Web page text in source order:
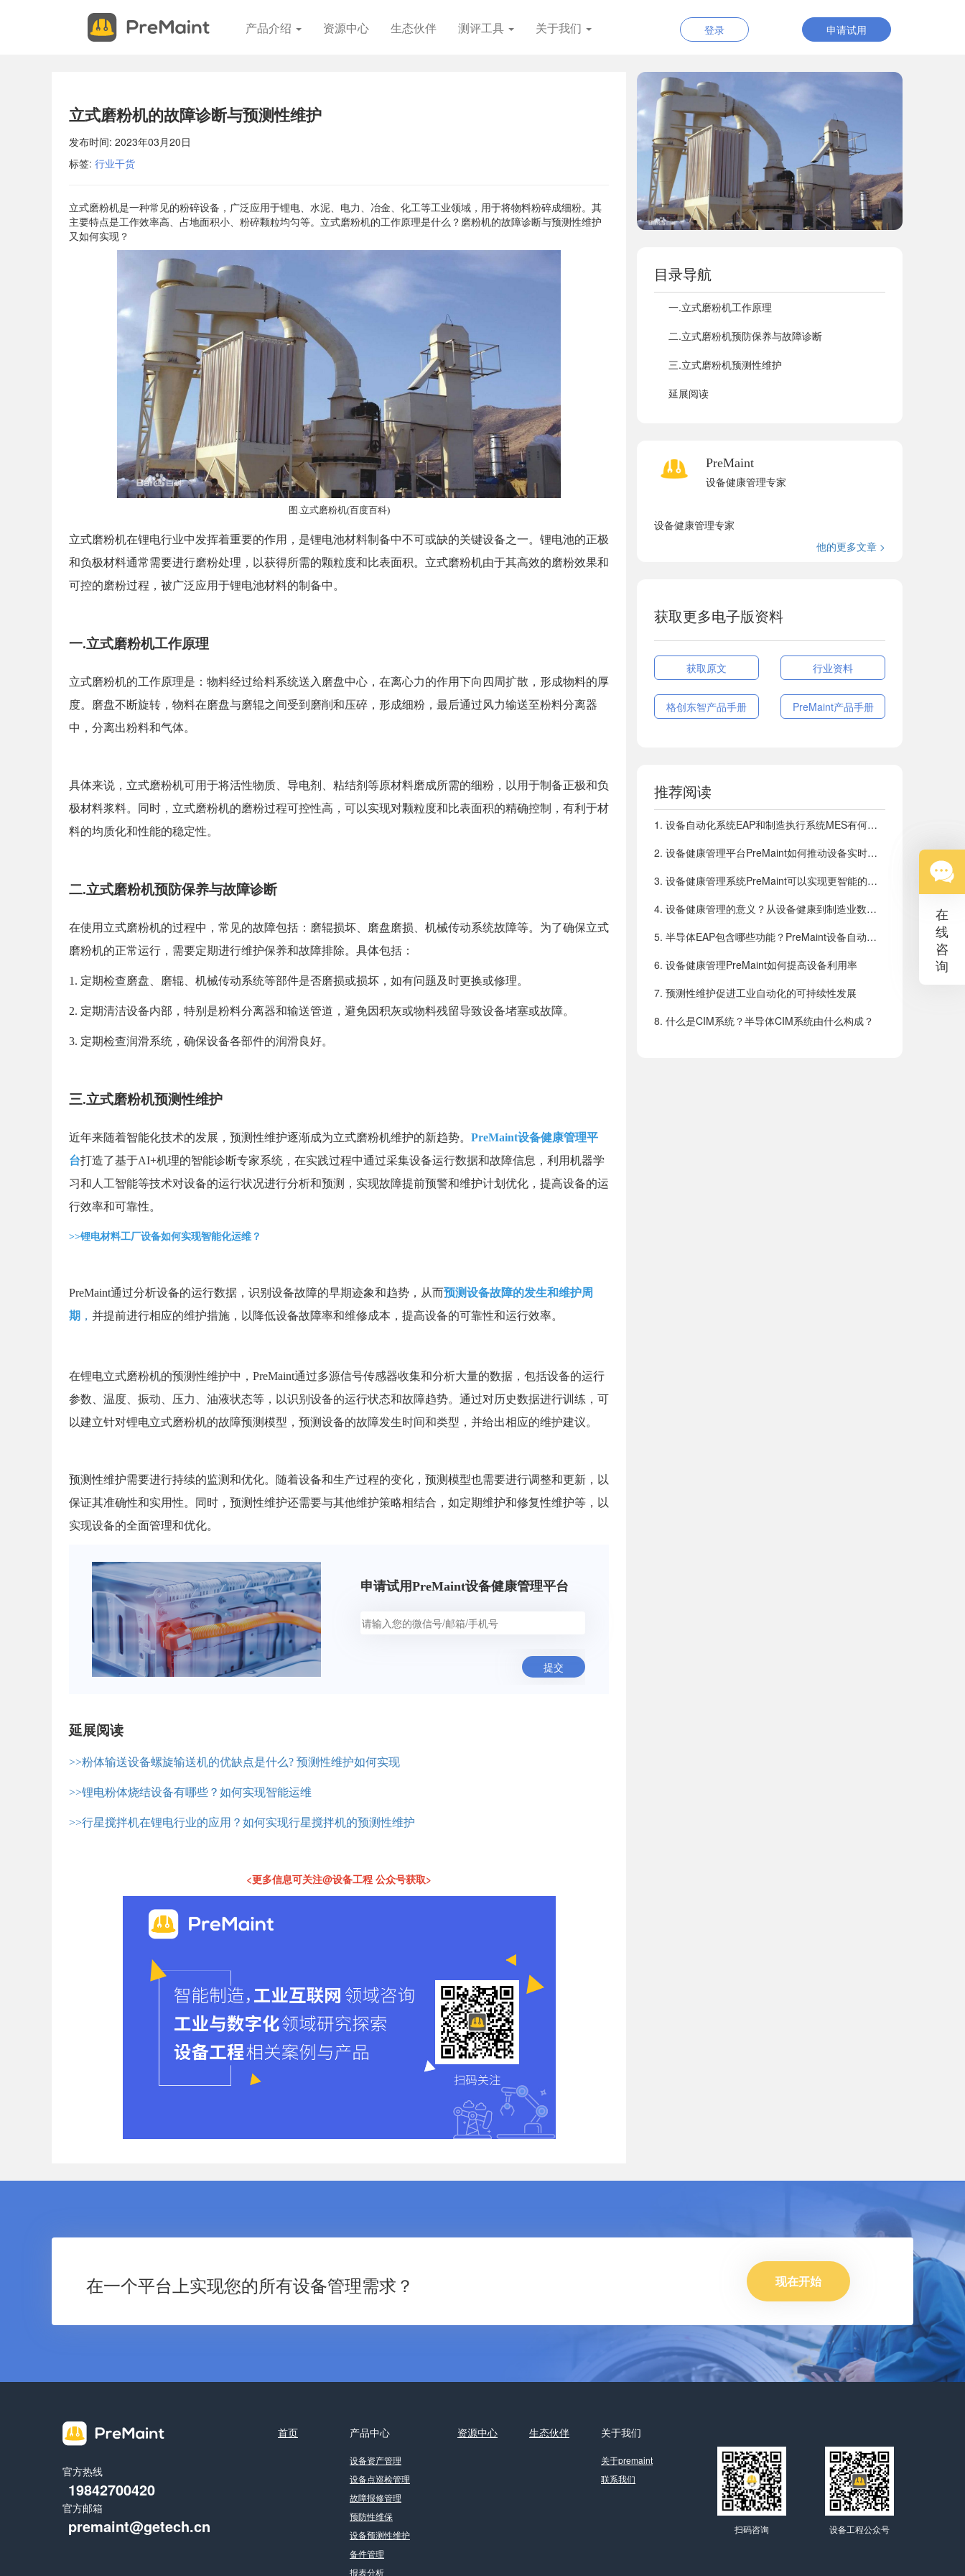
产品介绍 资源中心 生态伙伴 测评工具 关于我们 登录 申请试用
立式磨粉机的故障诊断与预测性维护
发布时间: 2023年03月20日
标签: 行业干货
立式磨粉机是一种常见的粉碎设备，广泛应用于锂电、水泥、电力、冶金、化工等工业领域，用于将物料粉碎成细粉。其
主要特点是工作效率高、占地面积小、粉碎颗粒均匀等。立式磨粉机的工作原理是什么？磨粉机的故障诊断与预测性维护
又如何实现？
图.立式磨粉机(百度百科)
立式磨粉机在锂电行业中发挥着重要的作用，是锂电池材料制备中不可或缺的关键设备之一。锂电池的正极
和负极材料通常需要进行磨粉处理，以获得所需的颗粒度和比表面积。立式磨粉机由于其高效的磨粉效果和
可控的磨粉过程，被广泛应用于锂电池材料的制备中。
一.立式磨粉机工作原理
立式磨粉机的工作原理是：物料经过给料系统送入磨盘中心，在离心力的作用下向四周扩散，形成物料的厚
度。磨盘不断旋转，物料在磨盘与磨辊之间受到磨削和压碎，形成细粉，最后通过风力输送至粉料分离器
中，分离出粉料和气体。
具体来说，立式磨粉机可用于将活性物质、导电剂、粘结剂等原材料磨成所需的细粉，以用于制备正极和负
极材料浆料。同时，立式磨粉机的磨粉过程可控性高，可以实现对颗粒度和比表面积的精确控制，有利于材
料的均质化和性能的稳定性。
二.立式磨粉机预防保养与故障诊断
在使用立式磨粉机的过程中，常见的故障包括：磨辊损坏、磨盘磨损、机械传动系统故障等。为了确保立式
磨粉机的正常运行，需要定期进行维护保养和故障排除。具体包括：
1. 定期检查磨盘、磨辊、机械传动系统等部件是否磨损或损坏，如有问题及时更换或修理。
2. 定期清洁设备内部，特别是粉料分离器和输送管道，避免因积灰或物料残留导致设备堵塞或故障。
3. 定期检查润滑系统，确保设备各部件的润滑良好。
三.立式磨粉机预测性维护
近年来随着智能化技术的发展，预测性维护逐渐成为立式磨粉机维护的新趋势。 PreMaint设备健康管理平
台打造了基于AI+机理的智能诊断专家系统，在实践过程中通过采集设备运行数据和故障信息，利用机器学
习和人工智能等技术对设备的运行状况进行分析和预测，实现故障提前预警和维护计划优化，提高设备的运
行效率和可靠性。
>>锂电材料工厂设备如何实现智能化运维？
PreMaint通过分析设备的运行数据，识别设备故障的早期迹象和趋势，从而预测设备故障的发生和维护周
期 ， 并提前进行相应的维护措施，以降低设备故障率和维修成本，提高设备的可靠性和运行效率。
在锂电立式磨粉机的预测性维护中，PreMaint通过多源信号传感器收集和分析大量的数据，包括设备的运行
参数、温度、振动、压力、油液状态等，以识别设备的运行状态和故障趋势。通过对历史数据进行训练，可
以建立针对锂电立式磨粉机的故障预测模型，预测设备的故障发生时间和类型，并给出相应的维护建议。
预测性维护需要进行持续的监测和优化。随着设备和生产过程的变化，预测模型也需要进行调整和更新，以
保证其准确性和实用性。同时，预测性维护还需要与其他维护策略相结合，如定期维护和修复性维护等，以
实现设备的全面管理和优化。
申请试用PreMaint设备健康管理平台
提交
延展阅读
>>粉体输送设备螺旋输送机的优缺点是什么? 预测性维护如何实现
>>锂电粉体烧结设备有哪些？如何实现智能运维
>>行星搅拌机在锂电行业的应用？如何实现行星搅拌机的预测性维护
<更多信息可关注@设备工程 公众号获取>
目录导航
一.立式磨粉机工作原理
二.立式磨粉机预防保养与故障诊断
三.立式磨粉机预测性维护
延展阅读
PreMaint
设备健康管理专家
设备健康管理专家
他的更多文章 >
获取更多电子版资料
获取原文 行业资料
格创东智产品手册 PreMaint产品手册
推荐阅读
1 . 设备自动化系统EAP和制造执行系统MES有何关联
2. 设备健康管理平台PreMaint如何推动设备实时智能
3. 设备健康管理系统PreMaint可以实现更智能的预防性维护
4. 设备健康管理的意义？从设备健康到制造业数字化转型
5. 半导体EAP包含哪些功能？PreMaint设备自动化系统介绍
6. 设备健康管理PreMaint如何提高设备利用率
7. 预测性维护促进工业自动化的可持续性发展
8. 什么是CIM系统？半导体CIM系统由什么构成？
安排您的现场演示。
联系电话
电子邮件
*联系人
提交
在
线
咨
询
在一个平台上实现您的所有设备管理需求？ 现在开始
官方热线
19842700420
官方邮箱
premaint@getech.cn
首页 产品中心
设备资产管理
设备点巡检管理
故障报修管理
预防性维保
设备预测性维护
备件管理
报表分析
资源中心 生态伙伴 关于我们
关于premaint
联系我们
扫码咨询 设备工程公众号